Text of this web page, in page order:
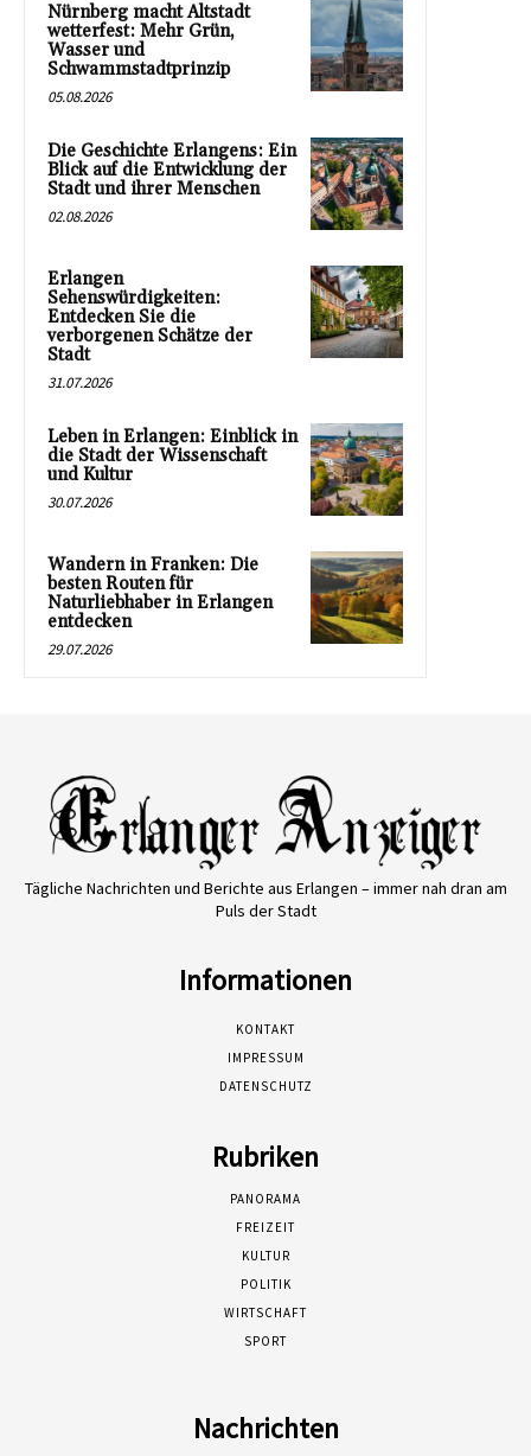
Nürnberg macht Altstadt
wetterfest: Mehr Grün,
Wasser und
Schwammstadtprinzip
05.08.2026
Die Geschichte Erlangens: Ein
Blick auf die Entwicklung der
Stadt und ihrer Menschen
02.08.2026
Erlangen
Sehenswürdigkeiten:
Entdecken Sie die
verborgenen Schätze der
Stadt
31.07.2026
Leben in Erlangen: Einblick in
die Stadt der Wissenschaft
und Kultur
30.07.2026
Wandern in Franken: Die
besten Routen für
Naturliebhaber in Erlangen
entdecken
29.07.2026
Tägliche Nachrichten und Berichte aus Erlangen – immer nah dran am
Puls der Stadt
Informationen
KONTAKT
IMPRESSUM
DATENSCHUTZ
Rubriken
PANORAMA
FREIZEIT
KULTUR
POLITIK
WIRTSCHAFT
SPORT
Nachrichten